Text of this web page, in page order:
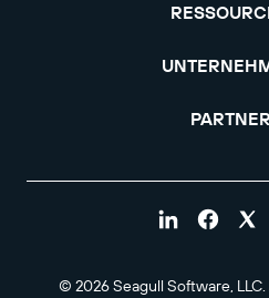
PARTNER
© 2026 Seagull Software,